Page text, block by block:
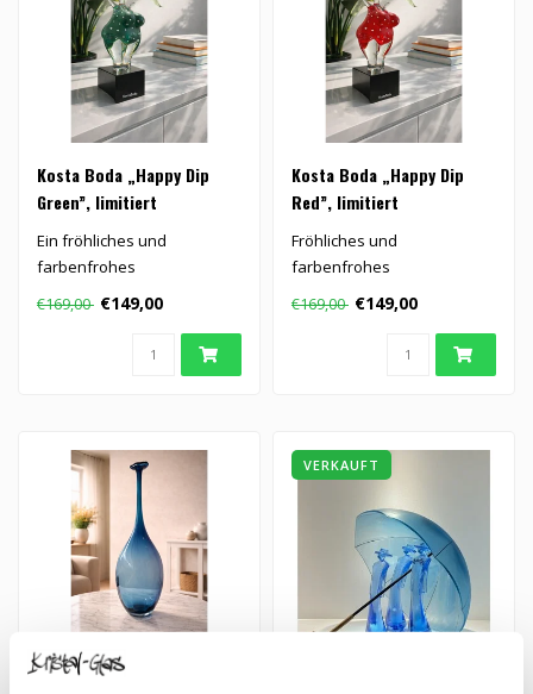
Kosta Boda „Happy Dip
Green”, limitiert
Ein fröhliches und
farbenfrohes
Kristallkunstwerk,
entworfen von Kjell Engman
€169,00 €149,00
Kosta Boda „Happy Dip
Red”, limitiert
Fröhliches und
farbenfrohes
Kristallkunstwerk „Happy
Dip Red”, entworfen vo..
€169,00 €149,00
VERKAUFT